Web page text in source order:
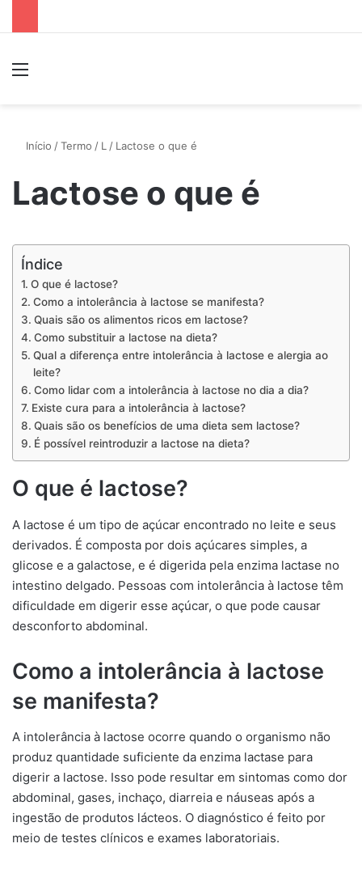
Início /Termo / L / Lactose o que é
Lactose o que é
Índice
O que é lactose?
Como a intolerância à lactose se manifesta?
Quais são os alimentos ricos em lactose?
Como substituir a lactose na dieta?
Qual a diferença entre intolerância à lactose e alergia ao
leite?
Como lidar com a intolerância à lactose no dia a dia?
Existe cura para a intolerância à lactose?
Quais são os benefícios de uma dieta sem lactose?
É possível reintroduzir a lactose na dieta?
O que é lactose?
A lactose é um tipo de açúcar encontrado no leite e seus
derivados. É composta por dois açúcares simples, a
glicose e a galactose, e é digerida pela enzima lactase no
intestino delgado. Pessoas com intolerância à lactose têm
dificuldade em digerir esse açúcar, o que pode causar
desconforto abdominal.
Como a intolerância à lactose
se manifesta?
A intolerância à lactose ocorre quando o organismo não
produz quantidade suficiente da enzima lactase para
digerir a lactose. Isso pode resultar em sintomas como dor
abdominal, gases, inchaço, diarreia e náuseas após a
ingestão de produtos lácteos. O diagnóstico é feito por
meio de testes clínicos e exames laboratoriais.